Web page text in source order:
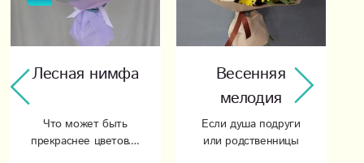
Лесная нимфа
Что может быть
прекраснее цветов….
Весенняя
мелодия
Если душа подруги
или родственницы